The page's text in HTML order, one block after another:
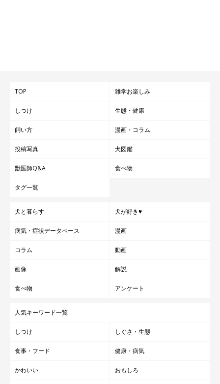
TOP 雑学お楽しみ
しつけ 生態・健康
飼い方 漫画・コラム
投稿写真 犬図鑑
獣医師Q&A 食べ物
タグ一覧
犬と暮らす 犬が好き♥
病気・症状データベース 漫画
コラム 動画
画像 解説
食べ物 アンケート
人気キーワード一覧
しつけ しぐさ・生態
食事・フード 健康・病気
かわいい おもしろ